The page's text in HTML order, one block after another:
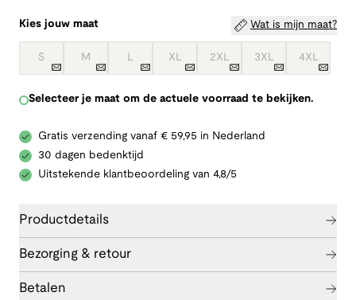
Kies jouw maat Wat is mijn maat?
S M L XL 2XL 3XL 4XL
Selecteer je maat om de actuele voorraad te bekijken.
Gratis verzending vanaf € 59,95 in Nederland
30 dagen bedenktijd
Uitstekende klantbeoordeling van 4,8/5
Productdetails
Bezorging & retour
Betalen